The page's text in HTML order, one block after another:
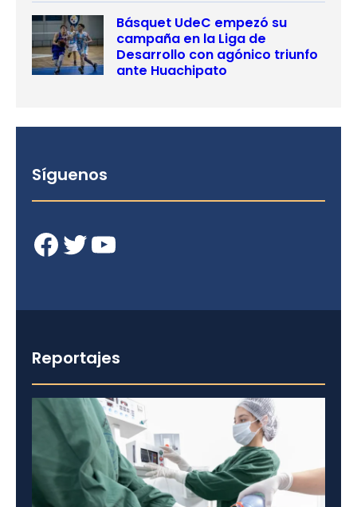
Básquet UdeC empezó su
campaña en la Liga de
Desarrollo con agónico triunfo
ante Huachipato
Síguenos
Facebook Twitter YouTube
Reportajes